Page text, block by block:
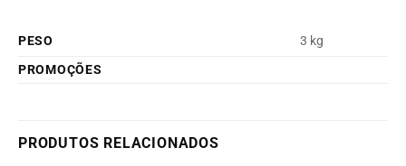
PESO
3 kg
PROMOÇÕES
PRODUTOS RELACIONADOS